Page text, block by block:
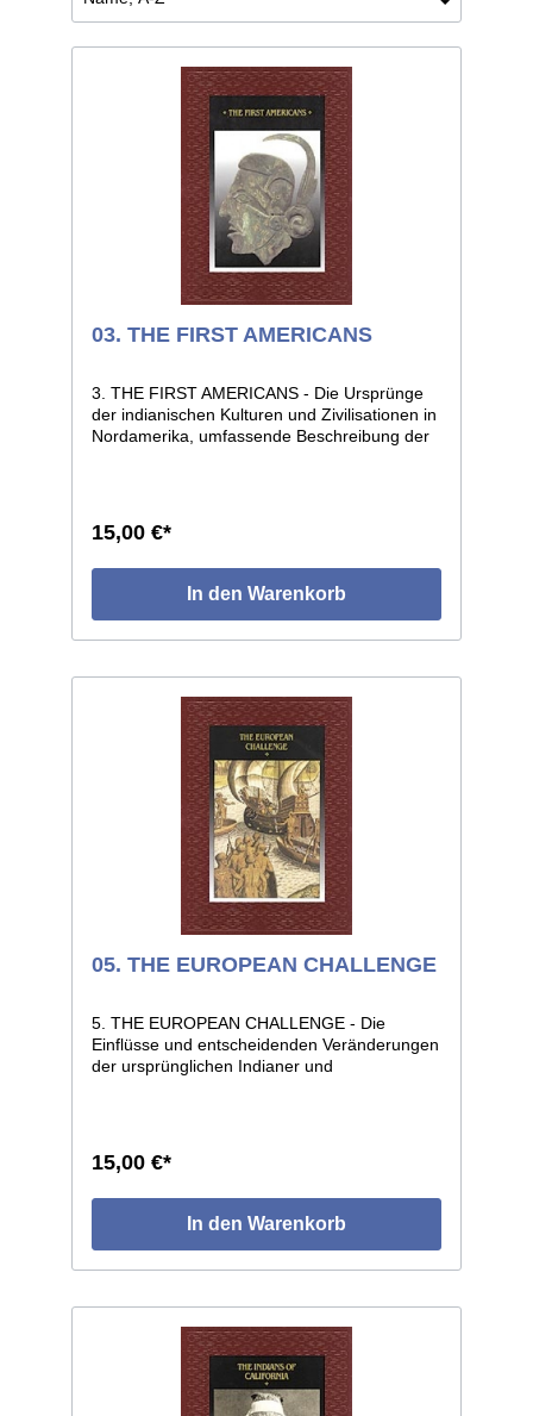
03. THE FIRST AMERICANS
3. THE FIRST AMERICANS - Die Ursprünge
der indianischen Kulturen und Zivilisationen in
Nordamerika, umfassende Beschreibung der
Abbildungen. 183 Seiten, Format 22 x 28, voll
illustriert, geprägter Kunstledereinband mit
Schutzumschlag.
15,00 €*
In den Warenkorb
05. THE EUROPEAN CHALLENGE
5. THE EUROPEAN CHALLENGE - Die
Einflüsse und entscheidenden Veränderungen
der ursprünglichen Indianer und
192 Seiten, Format 22 x 28, voll illustriert,
geprägter Kunstledereinband mit
Schutzumschlag.
15,00 €*
In den Warenkorb